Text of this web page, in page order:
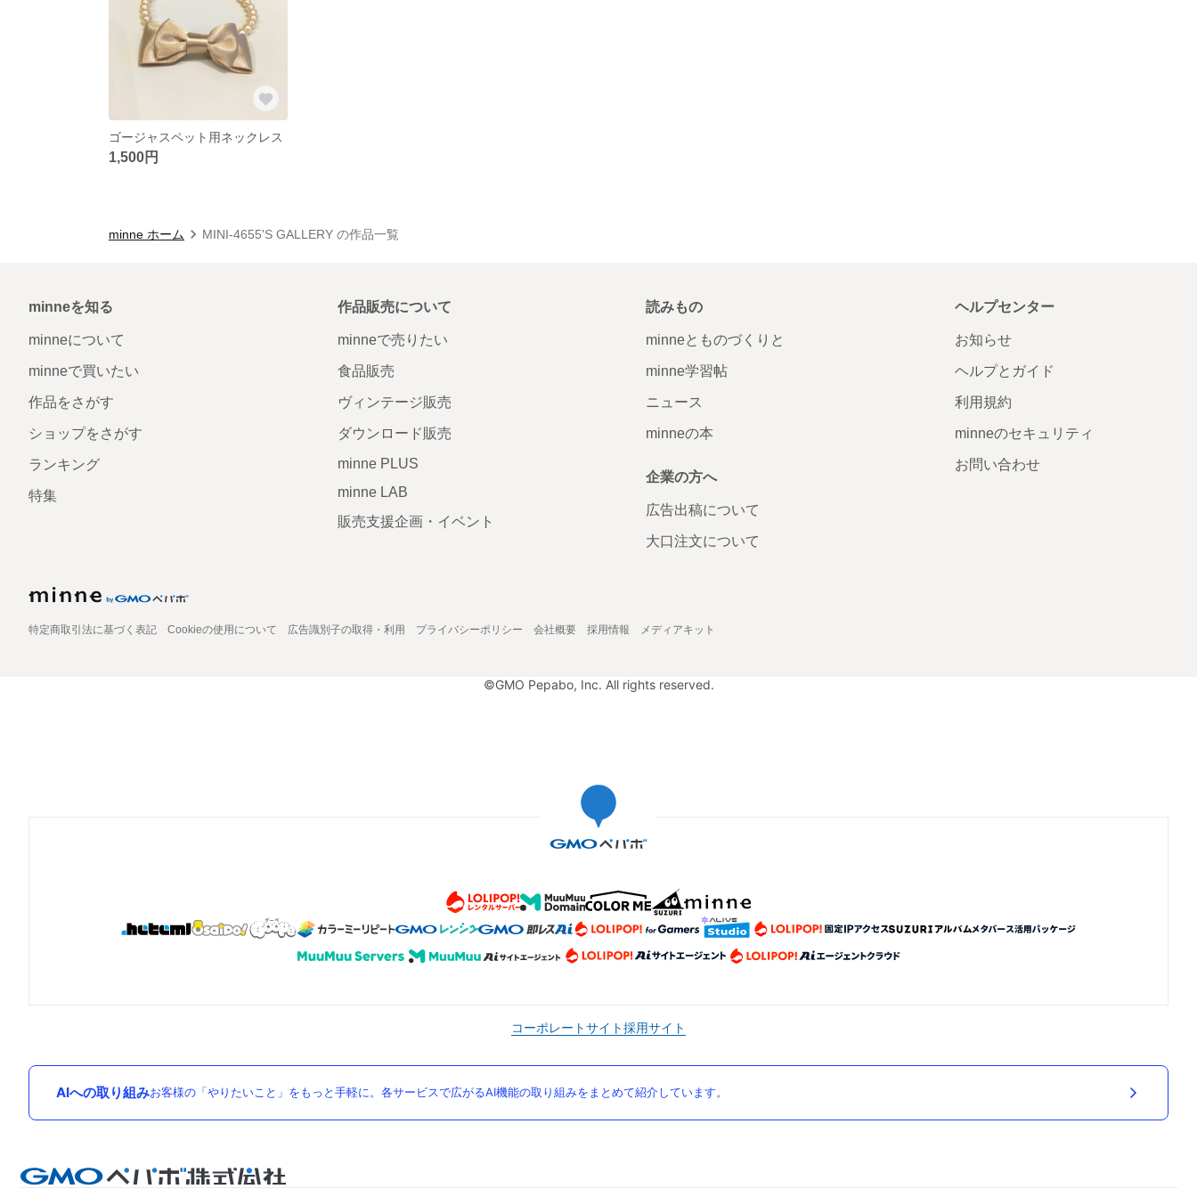
ゴージャスペット用ネックレス
1,500円
minne ホーム MINI-4655'S GALLERY の作品一覧
minneを知る
minneについて
minneで買いたい
作品をさがす
ショップをさがす
ランキング
特集
作品販売について
minneで売りたい
食品販売
ヴィンテージ販売
ダウンロード販売
minne PLUS
minne LAB
販売支援企画・イベント
読みもの
minneとものづくりと
minne学習帖
ニュース
minneの本
企業の方へ
広告出稿について
大口注文について
ヘルプセンター
お知らせ
ヘルプとガイド
利用規約
minneのセキュリティ
お問い合わせ
特定商取引法に基づく表記 Cookieの使用について 広告識別子の取得・利用 プライバシーポリシー 会社概要 採用情報 メディアキット
©GMO Pepabo, Inc. All rights reserved.
コーポレートサイト採用サイト
AIへの取り組みお客様の「やりたいこと」をもっと手軽に。各サービスで広がるAI機能の取り組みをまとめて紹介しています。